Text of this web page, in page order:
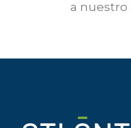
a nuestro